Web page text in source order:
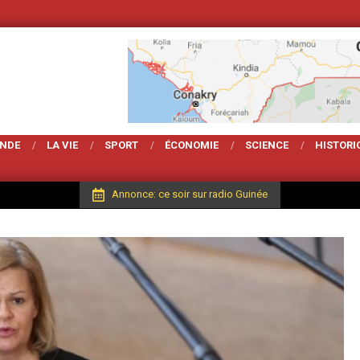
Votre Magarzine
LA VIE SPORT ÉCONOMIE SCIENCE
Annonce: ce soir sur radio Guinée